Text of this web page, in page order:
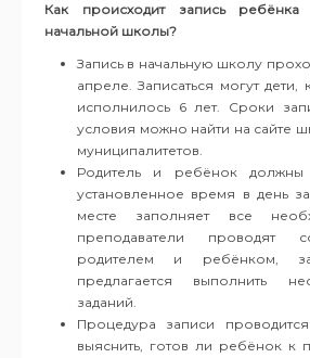
Как происходит запись
начальной школы?
Запись в начальную школу
апреле. Записаться могут дети,
исполнилось 6 лет. Сроки
условия можно найти на сайте
муниципалитетов.
Родитель и ребёнок
установленное время в день
месте заполняет все
преподаватели проводят
родителем и ребёнком,
предлагается выполнить
заданий.
Процедура записи
выяснить, готов ли ребёнок